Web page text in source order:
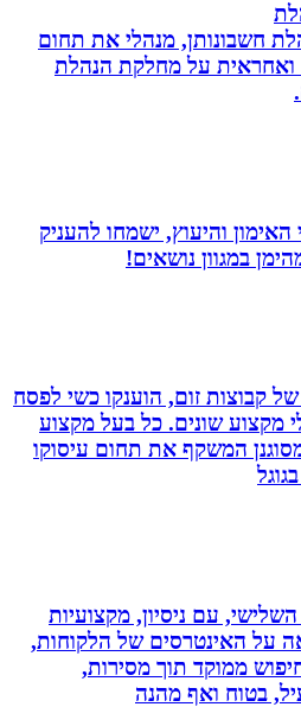
מנהלי את תחום
על מחלקת הנהלת
והיעוץ, ישמחו להעניק
נושאים!
זום, הוענקו כשי לפסח
שונים. כל בעל מקצוע
המשקף את תחום עיסוקו
עם ניסיון, מקצועיות
האינטרסים של הלקוחות,
ממוקד תוך מסירות,
ואף מהנה